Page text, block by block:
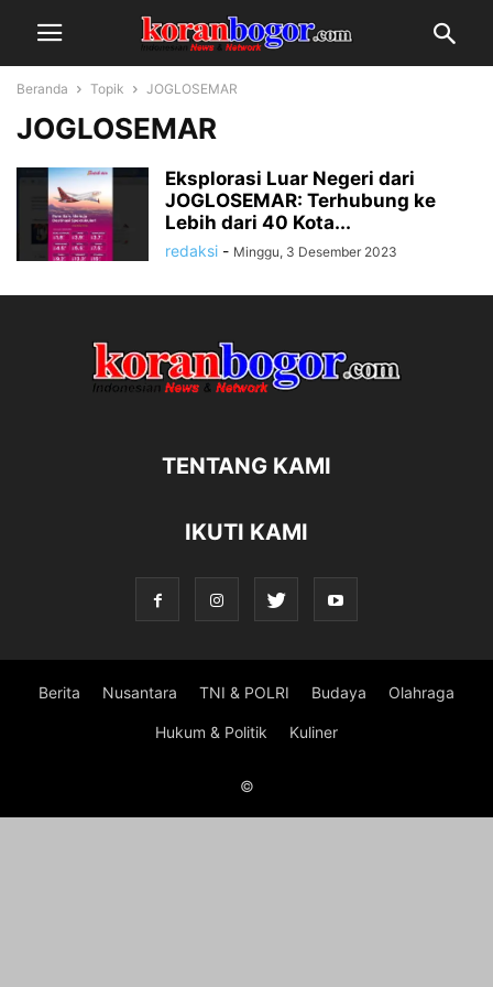
Beranda Topik JOGLOSEMAR
JOGLOSEMAR
Eksplorasi Luar Negeri dari
JOGLOSEMAR: Terhubung ke
Lebih dari 40 Kota...
redaksi - Minggu, 3 Desember 2023
TENTANG KAMI
IKUTI KAMI
Berita Nusantara TNI & POLRI Budaya Olahraga
Hukum & Politik Kuliner
©